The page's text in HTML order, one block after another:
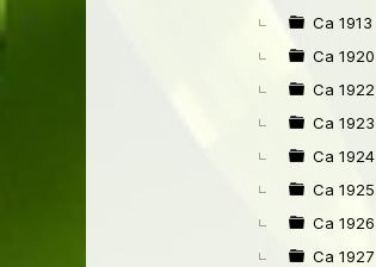
Ca 1913
Ca 1920
Ca 1922
Ca 1923
Ca 1924
Ca 1925
Ca 1926
Ca 1927